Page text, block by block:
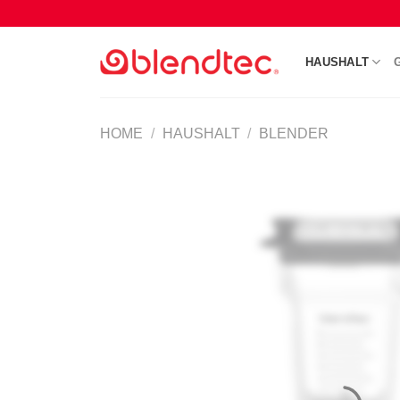
HAUSHALT
HOME / HAUSHALT / BLENDER